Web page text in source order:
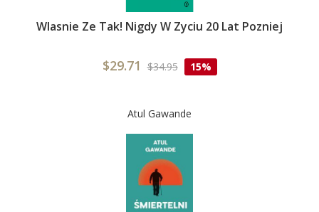
Wlasnie Ze Tak! Nigdy W Zyciu 20 Lat Pozniej
$29.71 $34.95 15%
Atul Gawande